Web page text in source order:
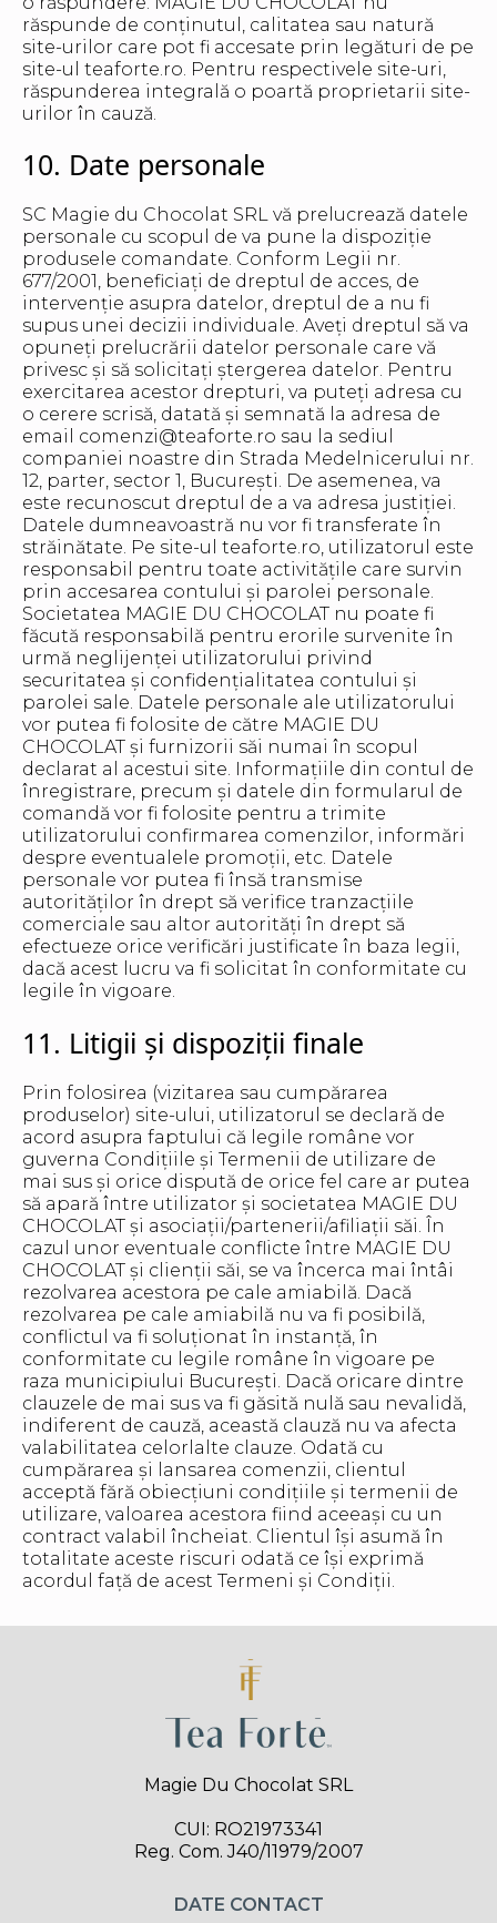
răspunde de conținutul, calitatea sau natură
site-urilor care pot fi accesate prin legături de pe
site-ul teaforte.ro. Pentru respectivele site-uri,
răspunderea integrală o poartă proprietarii site-
urilor în cauză.
10. Date personale
SC Magie du Chocolat SRL vă prelucrează datele
personale cu scopul de va pune la dispoziție
produsele comandate. Conform Legii nr.
677/2001, beneficiați de dreptul de acces, de
intervenţie asupra datelor, dreptul de a nu fi
supus unei decizii individuale. Aveți dreptul să va
opuneți prelucrării datelor personale care vă
privesc și să solicitați ștergerea datelor. Pentru
exercitarea acestor drepturi, va puteți adresa cu
o cerere scrisă, datată și semnată la adresa de
email comenzi@teaforte.ro sau la sediul
companiei noastre din Strada Medelnicerului nr.
12, parter, sector 1, București. De asemenea, va
este recunoscut dreptul de a va adresa justiției.
Datele dumneavoastră nu vor fi transferate în
străinătate. Pe site-ul teaforte.ro, utilizatorul este
responsabil pentru toate activitățile care survin
prin accesarea contului și parolei personale.
Societatea MAGIE DU CHOCOLAT nu poate fi
făcută responsabilă pentru erorile survenite în
urmă neglijenței utilizatorului privind
securitatea și confidențialitatea contului și
parolei sale. Datele personale ale utilizatorului
vor putea fi folosite de către MAGIE DU
CHOCOLAT și furnizorii săi numai în scopul
declarat al acestui site. Informațiile din contul de
înregistrare, precum și datele din formularul de
comandă vor fi folosite pentru a trimite
utilizatorului confirmarea comenzilor, informări
despre eventualele promoții, etc. Datele
personale vor putea fi însă transmise
autorităților în drept să verifice tranzacțiile
comerciale sau altor autorități în drept să
efectueze orice verificări justificate în baza legii,
dacă acest lucru va fi solicitat în conformitate cu
legile în vigoare.
11. Litigii și dispoziții finale
Prin folosirea (vizitarea sau cumpărarea
produselor) site-ului, utilizatorul se declară de
acord asupra faptului că legile române vor
guverna Condițiile și Termenii de utilizare de
mai sus și orice dispută de orice fel care ar putea
să apară între utilizator și societatea MAGIE DU
CHOCOLAT și asociații/partenerii/afiliații săi. În
cazul unor eventuale conflicte între MAGIE DU
CHOCOLAT și clienții săi, se va încerca mai întâi
rezolvarea acestora pe cale amiabilă. Dacă
rezolvarea pe cale amiabilă nu va fi posibilă,
conflictul va fi soluționat în instanță, în
conformitate cu legile române în vigoare pe
raza municipiului București. Dacă oricare dintre
clauzele de mai sus va fi găsită nulă sau nevalidă,
indiferent de cauză, această clauză nu va afecta
valabilitatea celorlalte clauze. Odată cu
cumpărarea și lansarea comenzii, clientul
acceptă fără obiecțiuni condițiile și termenii de
utilizare, valoarea acestora fiind aceeași cu un
contract valabil încheiat. Clientul își asumă în
totalitate aceste riscuri odată ce își exprimă
acordul față de acest Termeni și Condiții.
Magie Du Chocolat SRL
CUI: RO21973341
Reg. Com. J40/11979/2007
DATE CONTACT